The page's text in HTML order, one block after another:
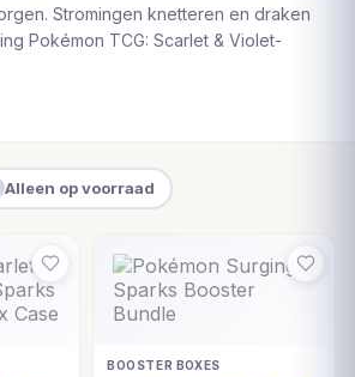
Stromingen knetteren en draken
Pokémon TCG: Scarlet & Violet-
Alleen op voorraad
UITVERKOCHT
BOOSTER BOXES